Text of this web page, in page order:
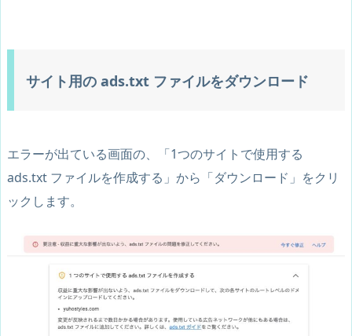
サイト用の ads.txt ファイルをダウンロード
エラーが出ている画面の、「1つのサイトで使用する
ads.txt ファイルを作成する」から「ダウンロード」をクリ
ックします。